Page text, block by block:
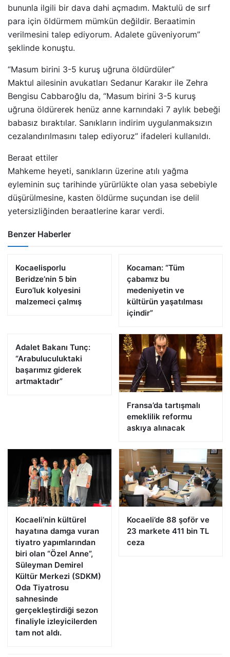
bununla ilgili bir dava dahi açmadım. Maktulü de sırf
para için öldürmem mümkün değildir. Beraatimin
verilmesini talep ediyorum. Adalete güveniyorum”
şeklinde konuştu.
“Masum birini 3-5 kuruş uğruna öldürdüler”
Maktul ailesinin avukatları Sedanur Karakır ile Zehra
Bengisu Cabbaroğlu da, “Masum birini 3-5 kuruş
uğruna öldürerek henüz anne karnındaki 7 aylık bebeği
babasız bıraktılar. Sanıkların indirim uygulanmaksızın
cezalandırılmasını talep ediyoruz” ifadeleri kullanıldı.
Beraat ettiler
Mahkeme heyeti, sanıkların üzerine atılı yağma
eyleminin suç tarihinde yürürlükte olan yasa sebebiyle
düşürülmesine, kasten öldürme suçundan ise delil
yetersizliğinden beraatlerine karar verdi.
Benzer Haberler
Kocaelisporlu
Beridze’nin 5 bin
Euro’luk kolyesini
malzemeci çalmış
Kocaman: “Tüm
çabamız bu
medeniyetin ve
kültürün yaşatılması
içindir”
Adalet Bakanı Tunç:
“Arabuluculuktaki
başarımız giderek
artmaktadır”
Fransa’da tartışmalı
emeklilik reformu
askıya alınacak
Kocaeli’nin kültürel
hayatına damga vuran
tiyatro yapımlarından
biri olan “Özel Anne”,
Süleyman Demirel
Kültür Merkezi (SDKM)
Oda Tiyatrosu
sahnesinde
gerçekleştirdiği sezon
finaliyle izleyicilerden
tam not aldı.
Kocaeli’de 88 şoför ve
23 markete 411 bin TL
ceza